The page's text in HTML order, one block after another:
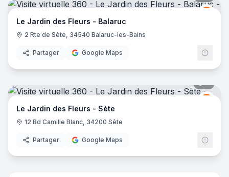
Le
Le Jardin des Fleurs - Balaruc
2 Rte de Sète, 34540 Balaruc-les-Bains
Partager Google Maps
Le
Le Jardin des Fleurs - Sète
12 Bd Camille Blanc, 34200 Sète
Partager Google Maps
7